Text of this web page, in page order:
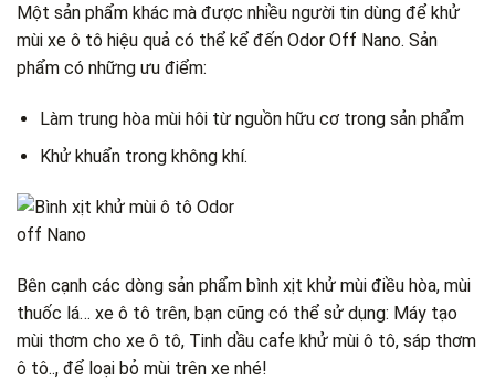
Một sản phẩm khác mà được nhiều người tin dùng để khử
mùi xe ô tô hiệu quả có thể kể đến Odor Off Nano. Sản
phẩm có những ưu điểm:
Làm trung hòa mùi hôi từ nguồn hữu cơ trong sản phẩm
Khử khuẩn trong không khí.
Bên cạnh các dòng sản phẩm bình xịt khử mùi điều hòa, mùi
thuốc lá… xe ô tô trên, bạn cũng có thể sử dụng: Máy tạo
mùi thơm cho xe ô tô, Tinh dầu cafe khử mùi ô tô, sáp thơm
ô tô.., để loại bỏ mùi trên xe nhé!